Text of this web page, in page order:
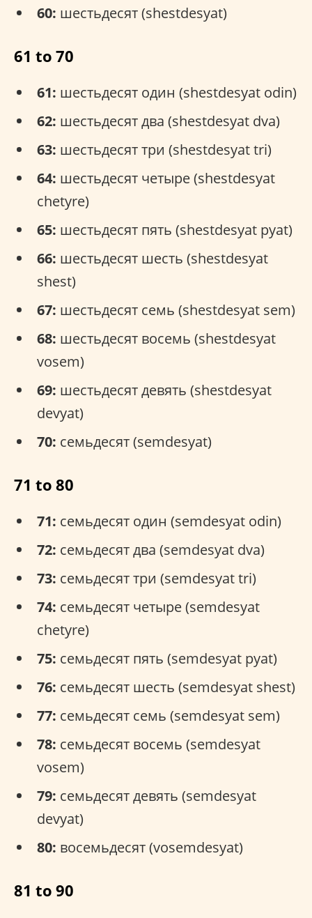
60: шестьдесят (shestdesyat)
61 to 70
61: шестьдесят один (shestdesyat odin)
62: шестьдесят два (shestdesyat dva)
63: шестьдесят три (shestdesyat tri)
64: шестьдесят четыре (shestdesyat
chetyre)
65: шестьдесят пять (shestdesyat pyat)
66: шестьдесят шесть (shestdesyat
shest)
67: шестьдесят семь (shestdesyat sem)
68: шестьдесят восемь (shestdesyat
vosem)
69: шестьдесят девять (shestdesyat
devyat)
70: семьдесят (semdesyat)
71 to 80
71: семьдесят один (semdesyat odin)
72: семьдесят два (semdesyat dva)
73: семьдесят три (semdesyat tri)
74: семьдесят четыре (semdesyat
chetyre)
75: семьдесят пять (semdesyat pyat)
76: семьдесят шесть (semdesyat shest)
77: семьдесят семь (semdesyat sem)
78: семьдесят восемь (semdesyat
vosem)
79: семьдесят девять (semdesyat
devyat)
80: восемьдесят (vosemdesyat)
81 to 90